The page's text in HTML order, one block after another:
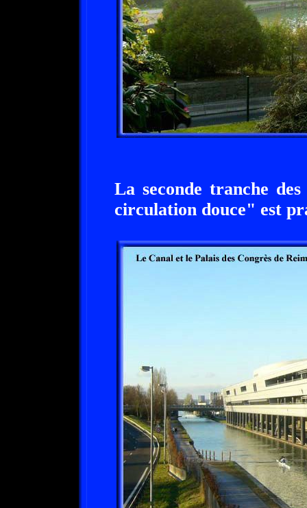
La seconde tranche
circulation douce" est